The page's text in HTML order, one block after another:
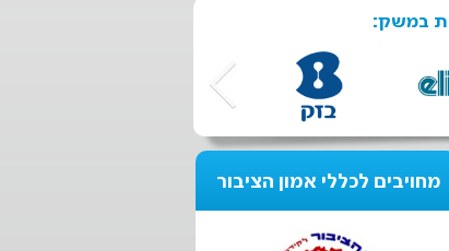
במשק:
מחויבים לכללי אמון הציבור